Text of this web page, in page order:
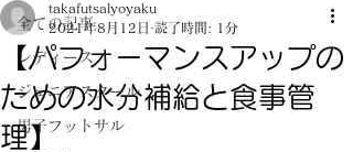
全ての記事
レディース
ジュニアスクール
男子フットサル
【パフォーマンスアップの
ための水分補給と食事管
理】
takafutsalyoyaku
2021年8月12日 読了時間: 1分